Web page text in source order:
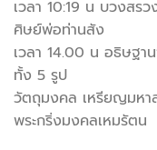
เวลา 10:19 น บวงส
ศิษย์พ่อท่านสัง
เวลา 14.00 น อธิษฐา
ทั้ง 5 รูป
วัตถุมงคล เหรียญมหา
พระกริ่งมงคลเหมรัตน